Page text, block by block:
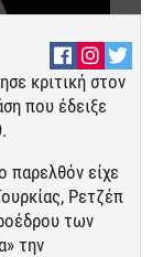
κριτική στον
που έδειξε
παρελθόν είχε
Ρετζέπ
των
την